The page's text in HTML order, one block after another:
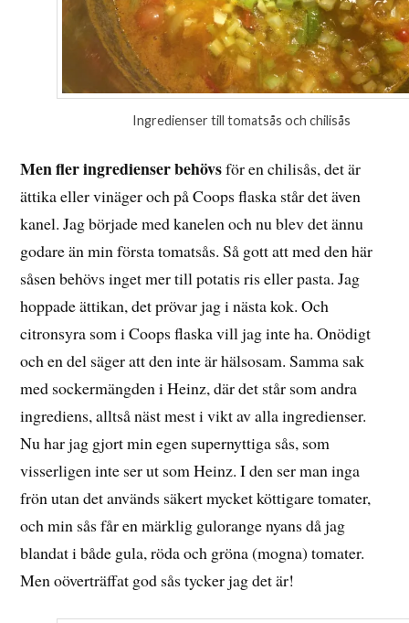
Ingredienser till tomatsås och chilisås
Men fler ingredienser behövsför en chilisås, det är
ättika eller vinäger och på Coops flaska står det även
kanel. Jag började med kanelen och nu blev det ännu
godare än min första tomatsås. Så gott att med den här
såsen behövs inget mer till potatis ris eller pasta. Jag
hoppade ättikan, det prövar jag i nästa kok. Och
citronsyra som i Coops flaska vill jag inte ha. Onödigt
och en del säger att den inte är hälsosam. Samma sak
med sockermängden i Heinz, där det står som andra
ingrediens, alltså näst mest i vikt av alla ingredienser.
Nu har jag gjort min egen supernyttiga sås, som
visserligen inte ser ut som Heinz. I den ser man inga
frön utan det används säkert mycket köttigare tomater,
och min sås får en märklig gulorange nyans då jag
blandat i både gula, röda och gröna (mogna) tomater.
Men oöverträffat god sås tycker jag det är!